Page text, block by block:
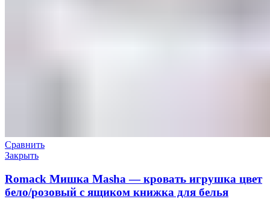
Сравнить
Закрыть
Romack Мишка Masha — кровать игрушка цвет
бело/розовый с ящиком книжка для белья